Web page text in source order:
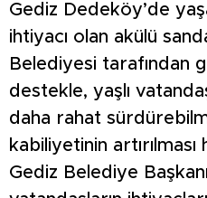
Gediz Dedeköy’de
ihtiyacı olan akülü
Belediyesi tarafından
destekle, yaşlı
daha rahat
kabiliyetinin
Gediz Belediye